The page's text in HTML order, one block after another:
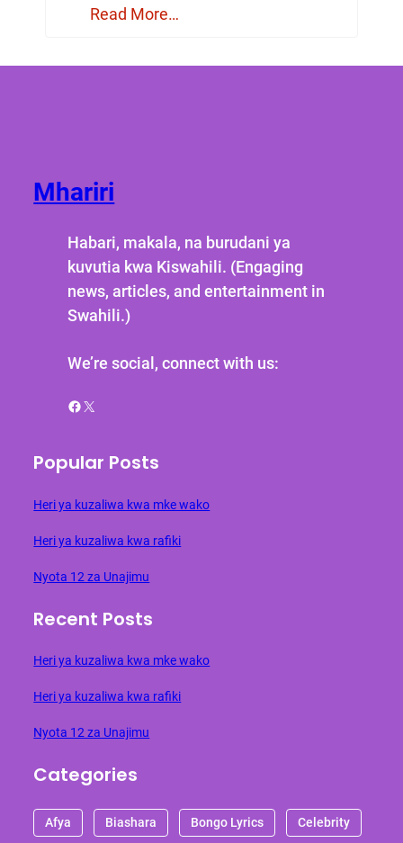
Read More…
Mhariri
Habari, makala, na burudani ya
kuvutia kwa Kiswahili. (Engaging
news, articles, and entertainment in
Swahili.)
We’re social, connect with us:
Facebook X
Popular Posts
Heri ya kuzaliwa kwa mke wako
Heri ya kuzaliwa kwa rafiki
Nyota 12 za Unajimu
Recent Posts
Heri ya kuzaliwa kwa mke wako
Heri ya kuzaliwa kwa rafiki
Nyota 12 za Unajimu
Categories
Afya Biashara Bongo Lyrics Celebrity